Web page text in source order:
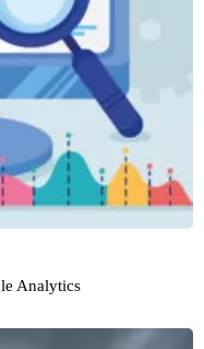
Analytics